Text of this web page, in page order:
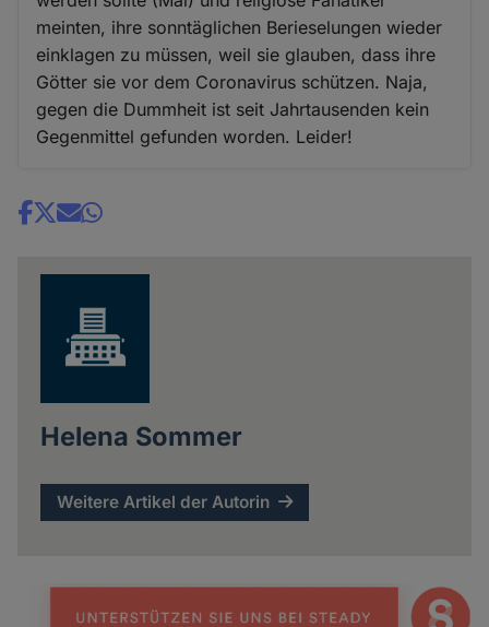
meinten, ihre sonntäglichen Berieselungen wieder
einklagen zu müssen, weil sie glauben, dass ihre
Götter sie vor dem Coronavirus schützen. Naja,
gegen die Dummheit ist seit Jahrtausenden kein
Gegenmittel gefunden worden. Leider!
Share
Helena Sommer
Weitere Artikel der Autorin